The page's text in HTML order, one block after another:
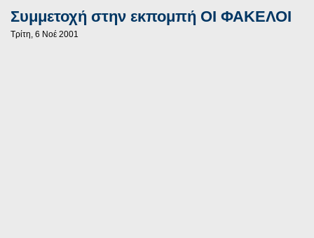
Συμμετοχή στην εκπομπή ΟΙ ΦΑΚΕΛΟΙ
Τρίτη, 6 Νοέ 2001